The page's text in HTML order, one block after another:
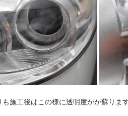
施工後はこの様に透明度がが蘇りま